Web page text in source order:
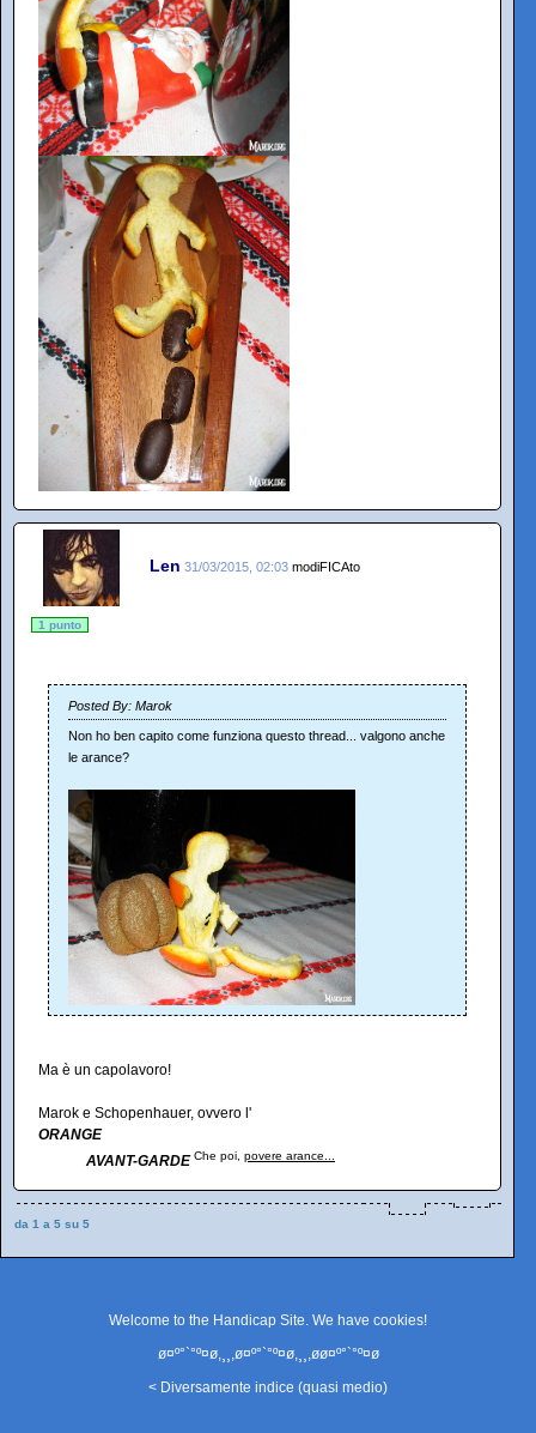
Len 31/03/2015, 02:03 modiFICAto
1 punto
Posted By: Marok
Non ho ben capito come funziona questo thread... valgono anche
le arance?
Ma è un capolavoro!
Marok e Schopenhauer, ovvero l'
ORANGE
AVANT-GARDEChe poi, povere arance...
da 1 a 5 su 5
Welcome to the Handicap Site. We have cookies!
ø¤º°`°º¤ø,¸¸,ø¤º°`°º¤ø,¸¸,øø¤º°`°º¤ø
< Diversamente indice (quasi medio)